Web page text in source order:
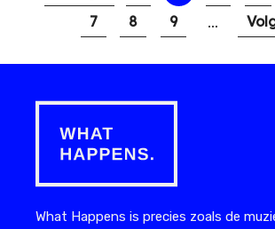
pagina
pagina
Pagina
7 Pagina
8 Pagina
9 …
What Happens is precies zoals de